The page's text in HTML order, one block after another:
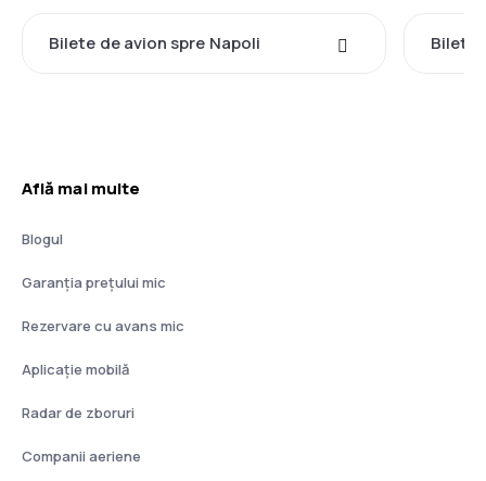
Bilete de avion spre Napoli Bilete
Află mai multe
Blogul
Garanția prețului mic
Rezervare cu avans mic
Aplicație mobilă
Radar de zboruri
Companii aeriene